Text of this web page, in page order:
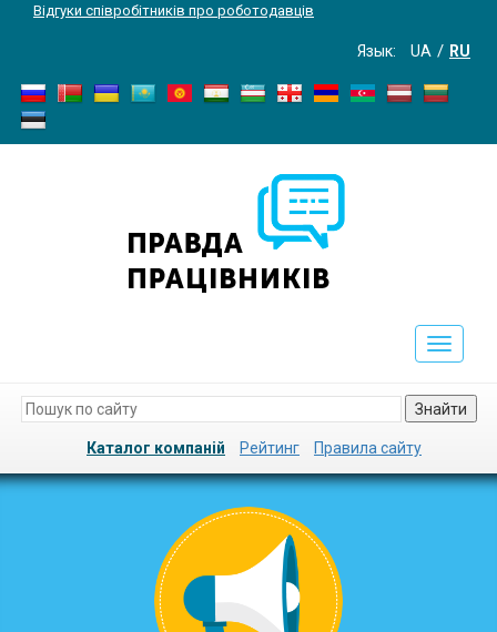
Відгуки співробітників про роботодавців
Язык: UA RU
Toggle
Знайти
Каталог компаній Рейтинг Правила сайту